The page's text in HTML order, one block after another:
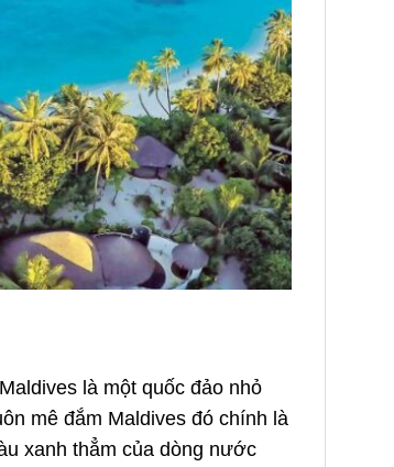
là một quốc đảo nhỏ
mê đắm Maldives đó chính là
xanh thẳm của dòng nước